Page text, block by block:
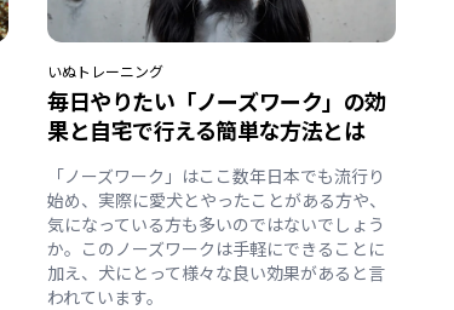
いぬトレーニング
毎日やりたい「ノーズワーク」の効
果と自宅で行える簡単な方法とは
「ノーズワーク」はここ数年日本でも流行り
始め、実際に愛犬とやったことがある方や、
気になっている方も多いのではないでしょう
か。このノーズワークは手軽にできることに
加え、犬にとって様々な良い効果があると言
われています。